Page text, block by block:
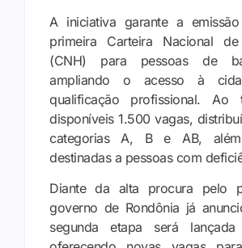
A iniciativa garante a
primeira Carteira Nacional
(CNH) para pessoas de
ampliando o acesso à
qualificação profissional. Ao
disponíveis 1.500 vagas,
categorias A, B e AB,
destinadas a pessoas com
Diante da alta procura pelo
governo de Rondônia já
segunda etapa será